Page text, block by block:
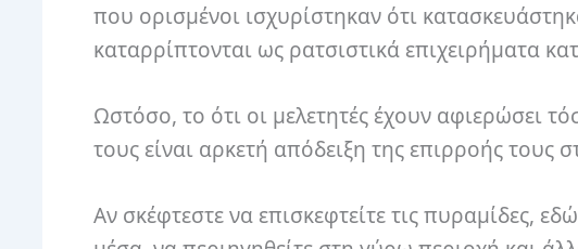
που ορισμένοι ισχυρίστηκαν ότι
καταρρίπτονται ως ρατσιστικά επιχειρήματα
Ωστόσο, το ότι οι μελετητές έχουν αφιερώσει
τους είναι αρκετή απόδειξη της επιρροής τους
Αν σκέφτεστε να επισκεφτείτε τις πυραμίδες,